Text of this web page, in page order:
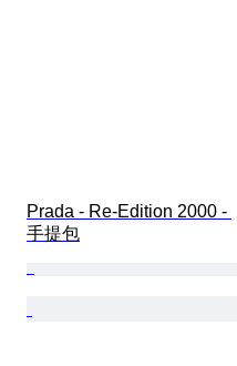
Prada - Re-Edition 2000 -
手提包